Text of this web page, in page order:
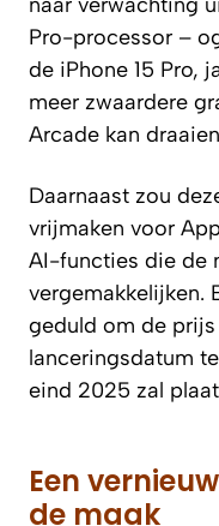
Pro-processor –
de iPhone 15 Pro,
meer zwaardere
Arcade kan
Daarnaast zou
vrijmaken voor
AI-functies die de
vergemakkelijken.
geduld om de
lanceringsdatum
eind 2025 zal
Een
de maak